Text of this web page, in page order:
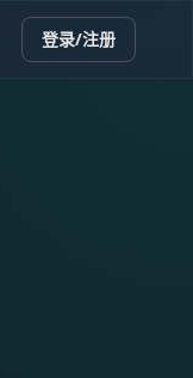
登录/注册